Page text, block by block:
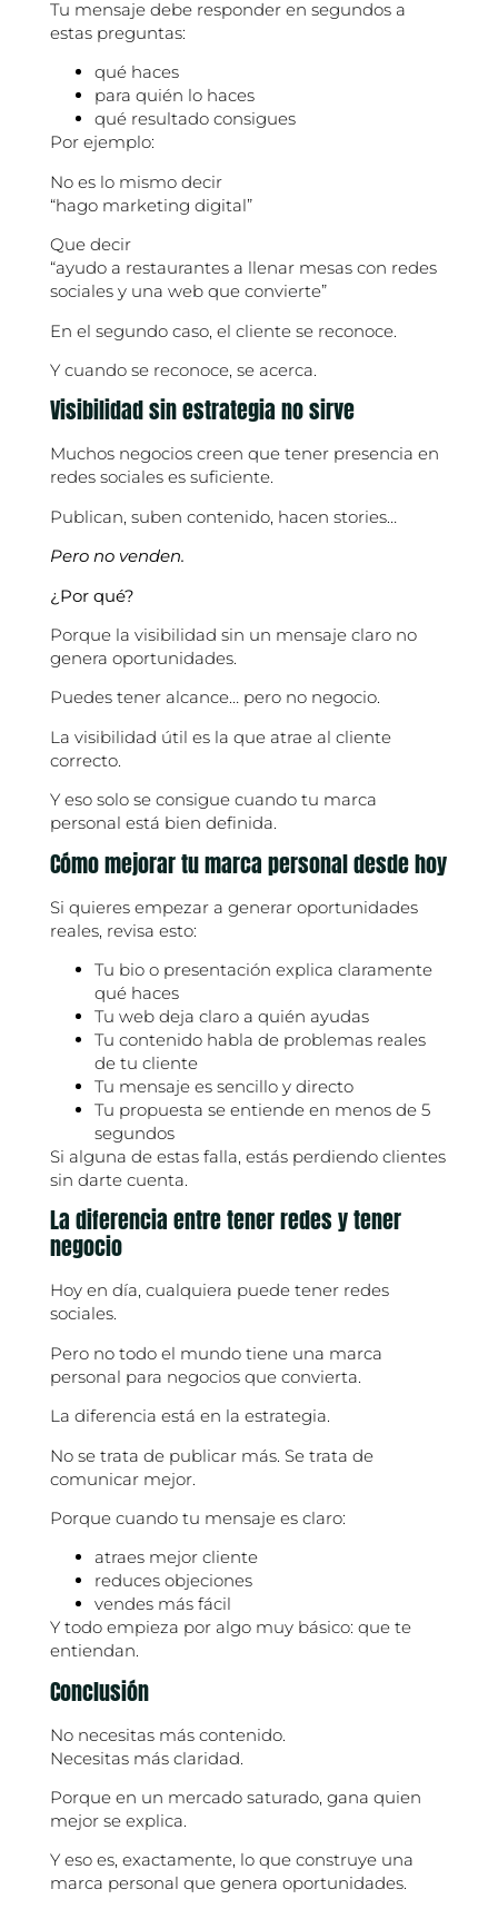
Tu mensaje debe responder en segundos a
estas preguntas:
qué haces
para quién lo haces
qué resultado consigues
Por ejemplo:
No es lo mismo decir
“hago marketing digital”
Que decir
“ayudo a restaurantes a llenar mesas con redes
sociales y una web que convierte”
En el segundo caso, el cliente se reconoce.
Y cuando se reconoce, se acerca.
Visibilidad sin estrategia no sirve
Muchos negocios creen que tener presencia en
redes sociales es suficiente.
Publican, suben contenido, hacen stories…
Pero no venden.
¿Por qué?
Porque la visibilidad sin un mensaje claro no
genera oportunidades.
Puedes tener alcance… pero no negocio.
La visibilidad útil es la que atrae al cliente
correcto.
Y eso solo se consigue cuando tu marca
personal está bien definida.
Cómo mejorar tu marca personal desde hoy
Si quieres empezar a generar oportunidades
reales, revisa esto:
Tu bio o presentación explica claramente
qué haces
Tu web deja claro a quién ayudas
Tu contenido habla de problemas reales
de tu cliente
Tu mensaje es sencillo y directo
Tu propuesta se entiende en menos de 5
segundos
Si alguna de estas falla, estás perdiendo clientes
sin darte cuenta.
La diferencia entre tener redes y tener
negocio
Hoy en día, cualquiera puede tener redes
sociales.
Pero no todo el mundo tiene una marca
personal para negocios que convierta.
La diferencia está en la estrategia.
No se trata de publicar más. Se trata de
comunicar mejor.
Porque cuando tu mensaje es claro:
atraes mejor cliente
reduces objeciones
vendes más fácil
Y todo empieza por algo muy básico: que te
entiendan.
Conclusión
No necesitas más contenido.
Necesitas más claridad.
Porque en un mercado saturado, gana quien
mejor se explica.
Y eso es, exactamente, lo que construye una
marca personal que genera oportunidades.